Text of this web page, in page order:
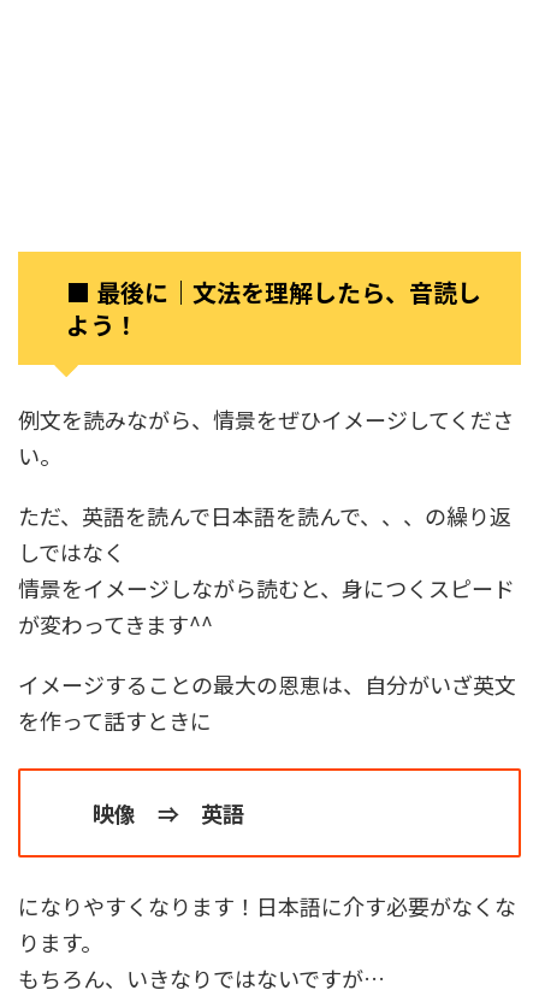
■ 最後に｜文法を理解したら、音読し
よう！
例文を読みながら、情景をぜひイメージしてくださ
い。
ただ、英語を読んで日本語を読んで、、、の繰り返
しではなく
情景をイメージしながら読むと、身につくスピード
が変わってきます^^
イメージすることの最大の恩恵は、自分がいざ英文
を作って話すときに
映像 ⇒ 英語
になりやすくなります！日本語に介す必要がなくな
ります。
もちろん、いきなりではないですが…